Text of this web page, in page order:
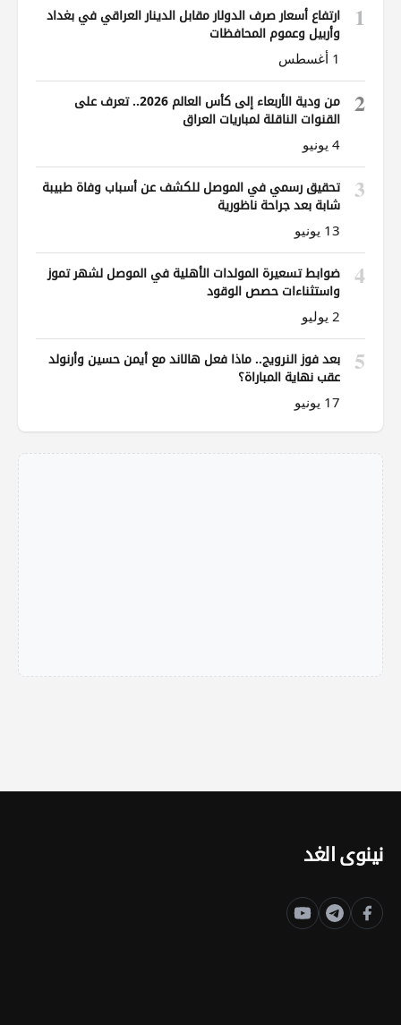
1
ارتفاع أسعار صرف الدولار مقابل الدينار العراقي في بغداد
وأربيل وعموم المحافظات
1 أغسطس
2
من ودية الأربعاء إلى كأس العالم 2026.. تعرف على
القنوات الناقلة لمباريات العراق
4 يونيو
3
تحقيق رسمي في الموصل للكشف عن أسباب وفاة طبيبة
شابة بعد جراحة ناظورية
13 يونيو
4
ضوابط تسعيرة المولدات الأهلية في الموصل لشهر تموز
واستثناءات حصص الوقود
2 يوليو
5
بعد فوز النرويج.. ماذا فعل هالاند مع أيمن حسين وأرنولد
عقب نهاية المباراة؟
17 يونيو
نينوى الغد